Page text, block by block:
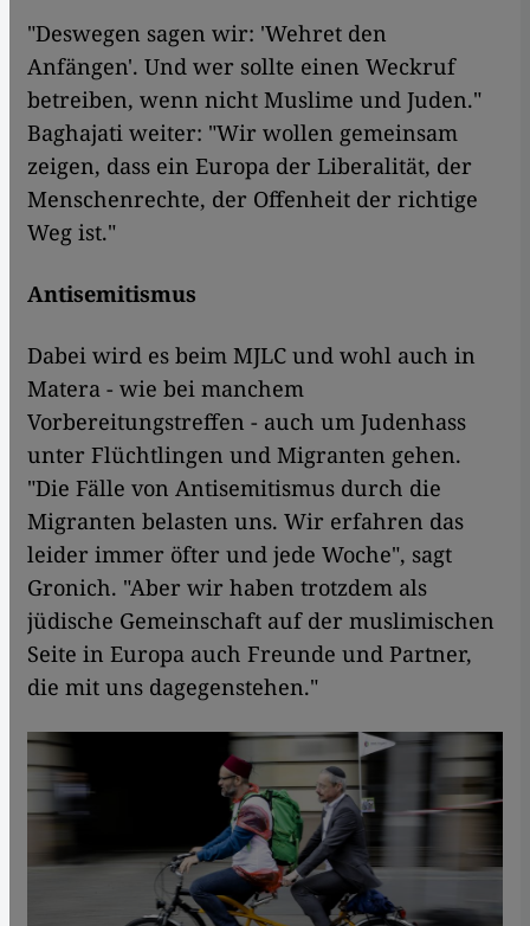
"Deswegen sagen wir: 'Wehret den
Anfängen'. Und wer sollte einen Weckruf
betreiben, wenn nicht Muslime und Juden."
Baghajati weiter: "Wir wollen gemeinsam
zeigen, dass ein Europa der Liberalität, der
Menschenrechte, der Offenheit der richtige
Weg ist."
Antisemitismus
Dabei wird es beim MJLC und wohl auch in
Matera - wie bei manchem
Vorbereitungstreffen - auch um Judenhass
unter Flüchtlingen und Migranten gehen.
"Die Fälle von Antisemitismus durch die
Migranten belasten uns. Wir erfahren das
leider immer öfter und jede Woche", sagt
Gronich. "Aber wir haben trotzdem als
jüdische Gemeinschaft auf der muslimischen
Seite in Europa auch Freunde und Partner,
die mit uns dagegenstehen."